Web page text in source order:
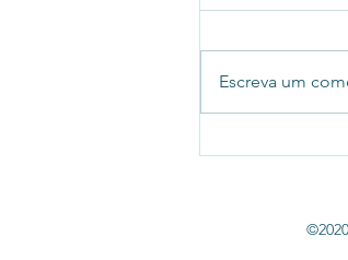
Ateliê dos
Escreva um